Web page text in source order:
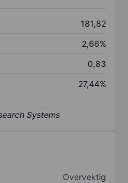
181,82
2,66%
0,83
27,44%
Overvektig